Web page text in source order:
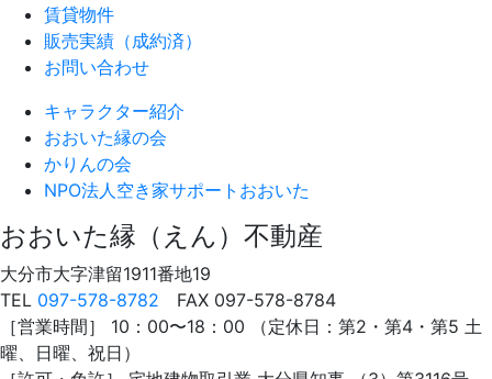
賃貸物件
販売実績（成約済）
お問い合わせ
キャラクター紹介
おおいた縁の会
かりんの会
NPO法人 空き家サポートおおいた
おおいた縁（えん）不動産
大分市大字津留1911番地19
TEL 097-578-8782 FAX 097-578-8784
［営業時間］ 10：00〜18：00 （定休日：第2・第4・第5 土
曜、日曜、祝日）